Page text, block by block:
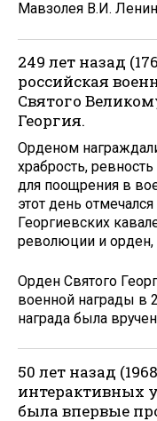
Мавзолея В.И.
249 лет назад
российская
Святого
Георгия.
Орденом
храбрость,
для поощрения в
этот день
Георгиевских
революции и
Орден Святого
военной награды в
награда была
50 лет назад
интерактивных
была впервые